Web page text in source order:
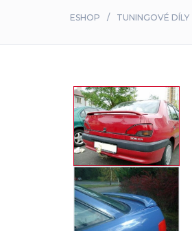
ESHOP TUNINGOVÉ DÍLY